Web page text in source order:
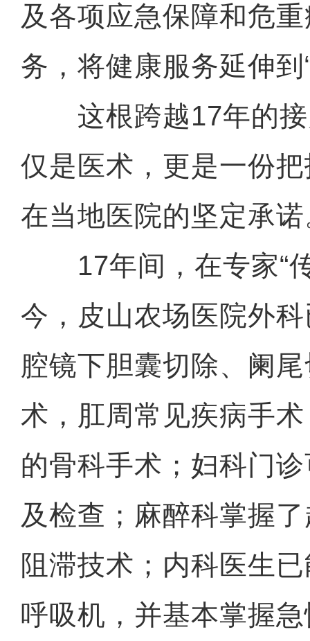
及各项应急保障和危
务，将健康服务延伸到
这根跨越17年的接
仅是医术，更是一份
在当地医院的坚定承
17年间，在专家“传
今，皮山农场医院外
腔镜下胆囊切除、阑
术，肛周常见疾病手
的骨科手术；妇科门
及检查；麻醉科掌握
阻滞技术；内科医生
呼吸机，并基本掌握